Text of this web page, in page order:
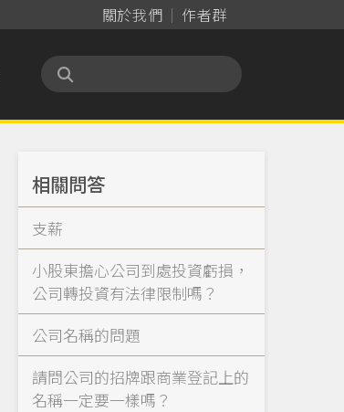
關於我們 作者群
相關問答
支薪
小股東擔心公司到處投資虧損，
公司轉投資有法律限制嗎？
公司名稱的問題
請問公司的招牌跟商業登記上的
名稱一定要一樣嗎？